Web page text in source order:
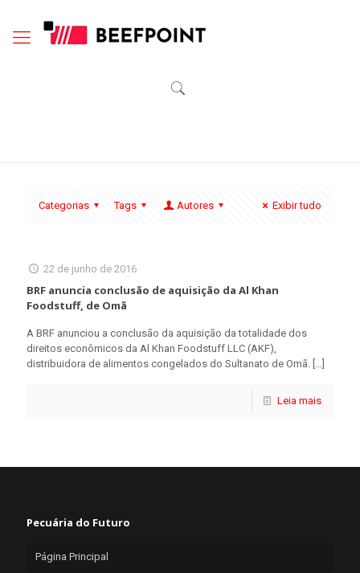
Categorias Tags Autores Exibir tudo
22 de junho de 2016
BRF anuncia conclusão de aquisição da Al Khan
Foodstuff, de Omã
A BRF anunciou a conclusão da aquisição da totalidade dos
direitos econômicos da Al Khan Foodstuff LLC (AKF),
distribuidora de alimentos congelados do Sultanato de Omã. […]
Leia mais
Pecuária do Futuro
Página Principal